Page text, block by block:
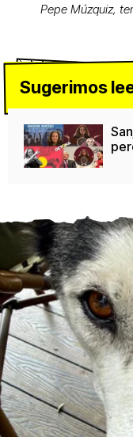
Pepe Múzquiz,
Sugerimos